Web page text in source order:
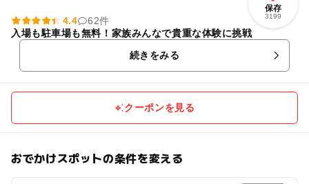
保存
3199
4.4
62件
入場も駐車場も無料！家族みんなで貴重な体験に挑戦
続きをみる
クーポンを見る
おでかけスポットの条件を変える